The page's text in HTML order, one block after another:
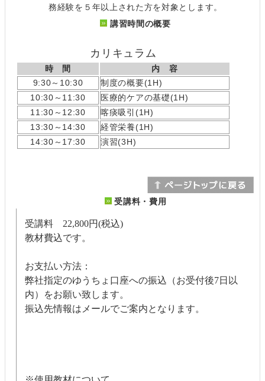
務経験を５年以上された方を対象とします。
講習時間の概要
カリキュラム
時 間
内 容
9:30～10:30
制度の概要(1H)
10:30～11:30
医療的ケアの基礎(1H)
11:30～12:30
喀痰吸引(1H)
13:30～14:30
経管栄養(1H)
14:30～17:30
演習(3H)
受講料・費用
受講料 22,800円(税込)
教材費込です。
お支払い方法：
弊社指定のゆうちょ口座への振込（お受付後7日以
内）をお願い致します。
振込先情報はメールでご案内となります。